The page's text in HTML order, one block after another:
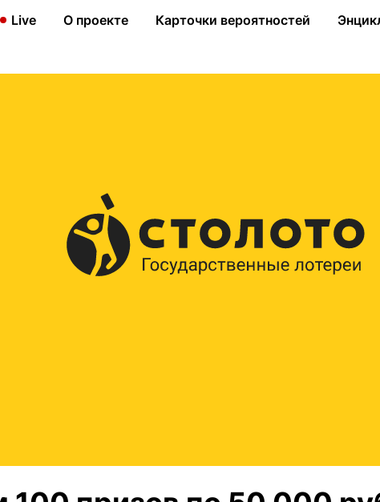
Live О проекте Карточки вероятностей